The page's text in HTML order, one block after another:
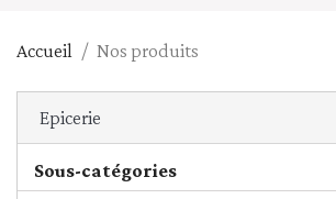
Accueil Nos produits
Epicerie
Sous-catégories